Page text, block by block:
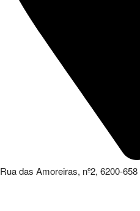
Rua das Amoreiras, nº2, 6200-